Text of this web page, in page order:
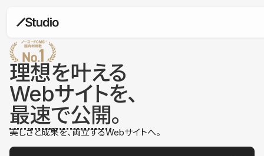
理想を叶える
Webサイトを、
最速で公開。
美しさと成果を、両立するWebサイトへ。